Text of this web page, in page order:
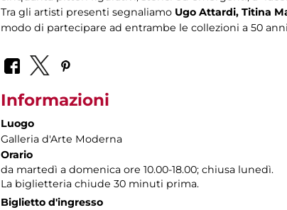
Tra gli artisti presenti segnaliamo Ugo Attardi, Titina
modo di partecipare ad entrambe le collezioni a 50
Informazioni
Luogo
Galleria d'Arte Moderna
Orario
da martedì a domenica ore 10.00-18.00; chiusa lunedì.
La biglietteria chiude 30 minuti prima.
Biglietto d'ingresso